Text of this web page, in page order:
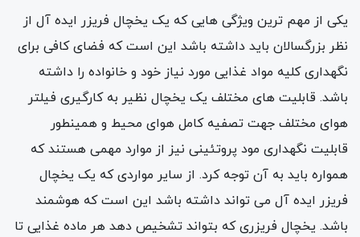
یکی از مهم ترین ویژگی هایی که یک یخچال فریزر ایده آل از
نظر بزرگسالان باید داشته باشد این است که فضای کافی برای
نگهداری کلیه مواد غذایی مورد نیاز خود و خانواده را داشته
باشد. قابلیت های مختلف یک یخچال نظیر به کارگیری فیلتر
هوای مختلف جهت تصفیه کامل هوای محیط و همینطور
قابلیت نگهداری مود پروتئینی نیز از موارد مهمی هستند که
همواره باید به آن توجه کرد. از سایر مواردی که یک یخچال
فریزر ایده آل می تواند داشته باشد این است که هوشمند
باشد. یخچال فریزری که بتواند تشخیص دهد هر ماده غذایی تا